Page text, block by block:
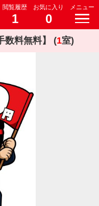
閲覧履歴
1
お気に入り
0
メニュー
数料無料】 (1室)